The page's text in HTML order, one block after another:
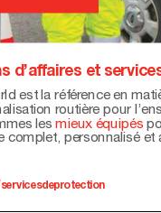
est la référence en
routière pour
les mieux équipés
complet, personnalisé et
otection
d’affaires et